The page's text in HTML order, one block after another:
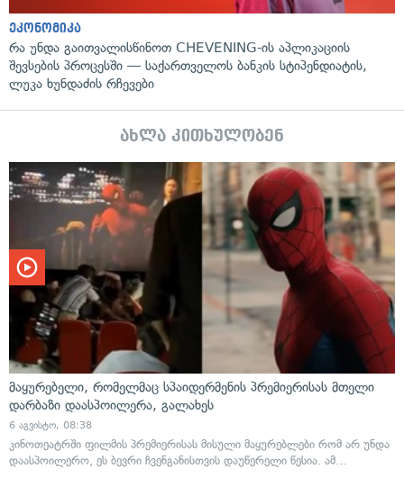
ეკონომიკა
რა უნდა გაითვალისწინოთ CHEVENING-ის აპლიკაციის
შევსების პროცესში — საქართველოს ბანკის სტიპენდიატის,
ლუკა ხუნდაძის რჩევები
ახლა კითხულობენ
მაყურებელი, რომელმაც სპაიდერმენის პრემიერისას მთელი
დარბაზი დაასპოილერა, გალახეს
6 აგვისტო, 08:38
კინოთეატრში ფილმის პრემიერისას მისული მაყურებლები რომ არ უნდა
დაასპოილერო, ეს ბევრი ჩვენგანისთვის დაუწერელი წესია. ამ…